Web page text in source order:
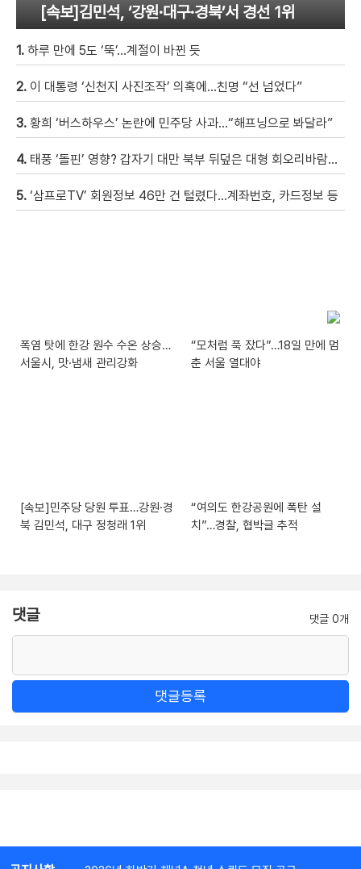
[속보]김민석, ‘강원·대구·경북’서 경선 1위
1. 하루 만에 5도 ‘뚝’…계절이 바뀐 듯
2. 이 대통령 ‘신천지 사진조작’ 의혹에…친명 “선 넘었다”
3. 황희 ‘버스하우스’ 논란에 민주당 사과…“해프닝으로 봐달라”
4. 태풍 ‘돌핀’ 영향? 갑자기 대만 북부 뒤덮은 대형 회오리바람…먼지 다 빨아들여 [현장영상]
5. ‘삼프로TV’ 회원정보 46만 건 털렸다…계좌번호, 카드정보 등
폭염 탓에 한강 원수 수온 상승…
서울시, 맛·냄새 관리강화
“모처럼 푹 잤다”…18일 만에 멈
춘 서울 열대야
[속보]민주당 당원 투표…강원·경
북 김민석, 대구 정청래 1위
“여의도 한강공원에 폭탄 설
치”…경찰, 협박글 추적
댓글 댓글 0개
댓글등록